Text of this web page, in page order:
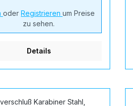
oder Registrieren um Preise
zu sehen.
Details